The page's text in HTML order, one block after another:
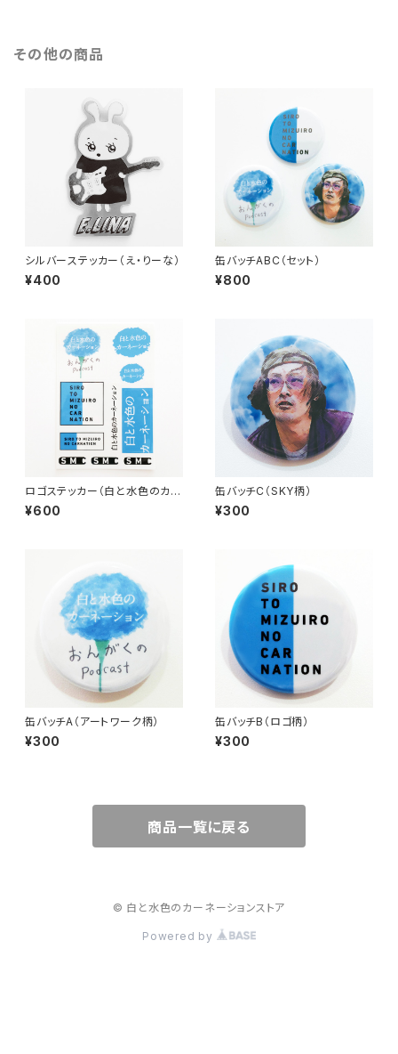
その他の商品
シルバーステッカー（え・りーな）
¥400
缶バッチABC（セット）
¥800
ロゴステッカー（白と水色のカー
ネーション）ロゴ7種
¥600
缶バッチC（SKY柄）
¥300
缶バッチA（アートワーク柄）
¥300
缶バッチB（ロゴ柄）
¥300
商品一覧に戻る
© 白と水色のカーネーションストア
Powered by